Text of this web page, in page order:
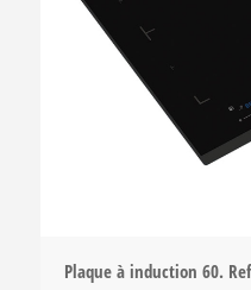
Plaque à induction 60.